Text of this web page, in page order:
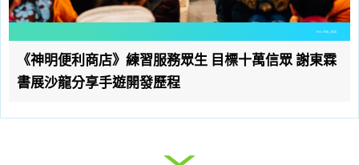
Feb. 07th, 2025
《神明便利商店》練習服務眾生 目標十萬信眾 謝東霖
書展沙龍分享手遊開發歷程